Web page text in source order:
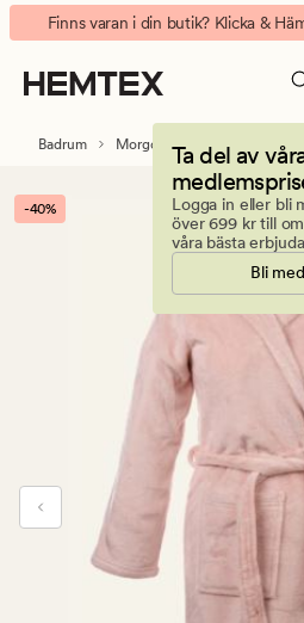
Juno
morgonrock
rosa
Animerad
banner.
Klicka
på
att
pausa.
Finns varan i din butik? Klicka &
Ta del av
Logga in eller bli
över 699 kr till
våra bästa
Bli
Badrum Morgonrockar
-40%